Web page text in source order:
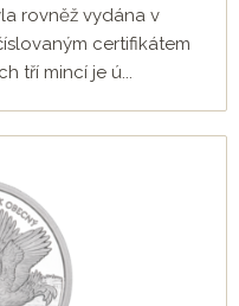
rovněž vydána v
certifikátem
tří mincí je ú...